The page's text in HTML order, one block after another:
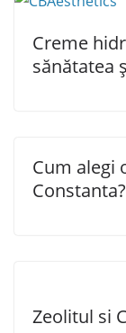
Creme
sănătatea
Cum alegi
Constanta?
Zeolitul si